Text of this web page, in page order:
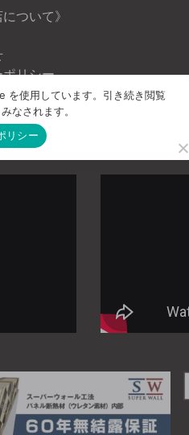
ついて》
ポリシー
を使用しています。引き続き閲覧
なされます。
リシー